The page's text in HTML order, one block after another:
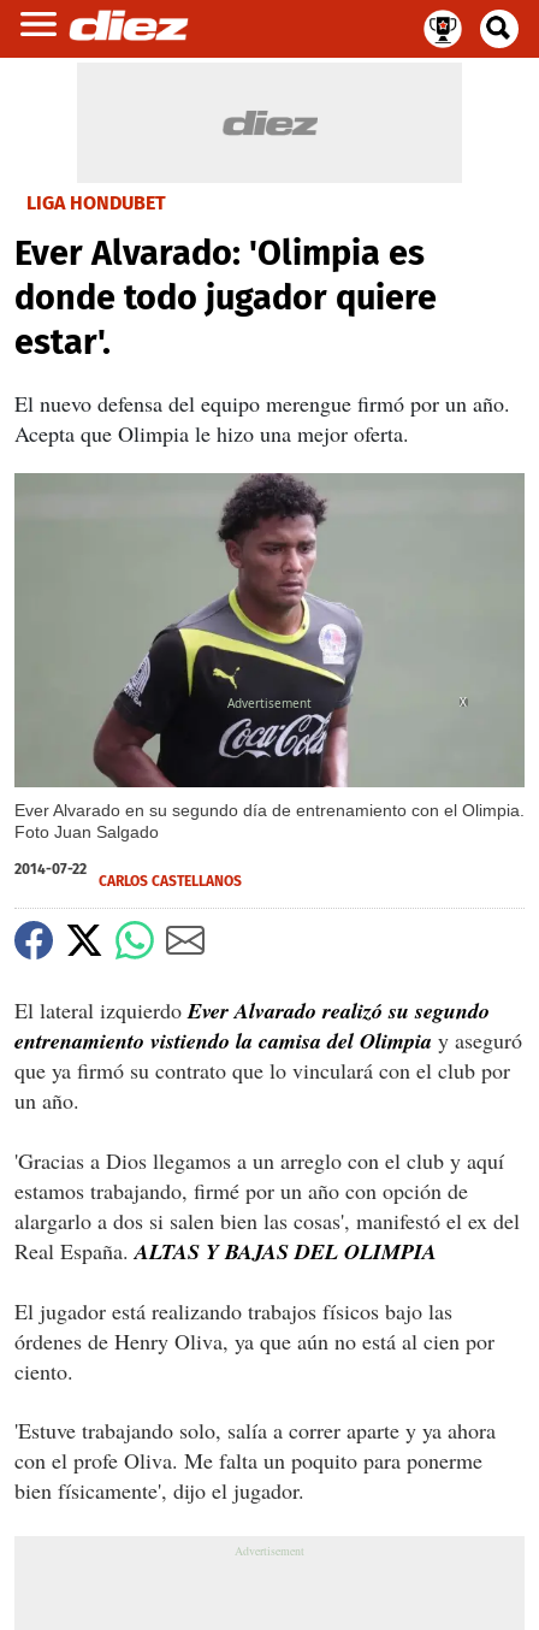
LIGA HONDUBET
Ever Alvarado: 'Olimpia es
donde todo jugador quiere
estar'.
El nuevo defensa del equipo merengue firmó por un año.
Acepta que Olimpia le hizo una mejor oferta.
Ever Alvarado en su segundo día de entrenamiento con el Olimpia.
Foto Juan Salgado
X
2014-07-22
CARLOS CASTELLANOS
El lateral izquierdo Ever Alvarado realizó su segundo
entrenamiento vistiendo la camisa del Olimpia y aseguró
que ya firmó su contrato que lo vinculará con el club por
un año.
'Gracias a Dios llegamos a un arreglo con el club y aquí
estamos trabajando, firmé por un año con opción de
alargarlo a dos si salen bien las cosas', manifestó el ex del
Real España. ALTAS Y BAJAS DEL OLIMPIA
El jugador está realizando trabajos físicos bajo las
órdenes de Henry Oliva, ya que aún no está al cien por
ciento.
'Estuve trabajando solo, salía a correr aparte y ya ahora
con el profe Oliva. Me falta un poquito para ponerme
bien físicamente', dijo el jugador.